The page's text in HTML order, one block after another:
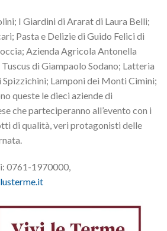
I Giardini di Ararat di Laura Belli;
Pasta e Delizie di Guido Felici di
Azienda Agricola Antonella
di Giampaolo Sodano; Latteria
Lamponi dei Monti Cimini;
queste le dieci aziende di
che parteciperanno all’evento con i
di qualità, veri protagonisti delle
0761-1970000,